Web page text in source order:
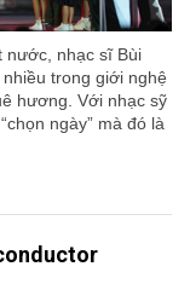
nước, nhạc sĩ Bùi
trong giới nghệ
hương. Với nhạc sỹ
ngày” mà đó là